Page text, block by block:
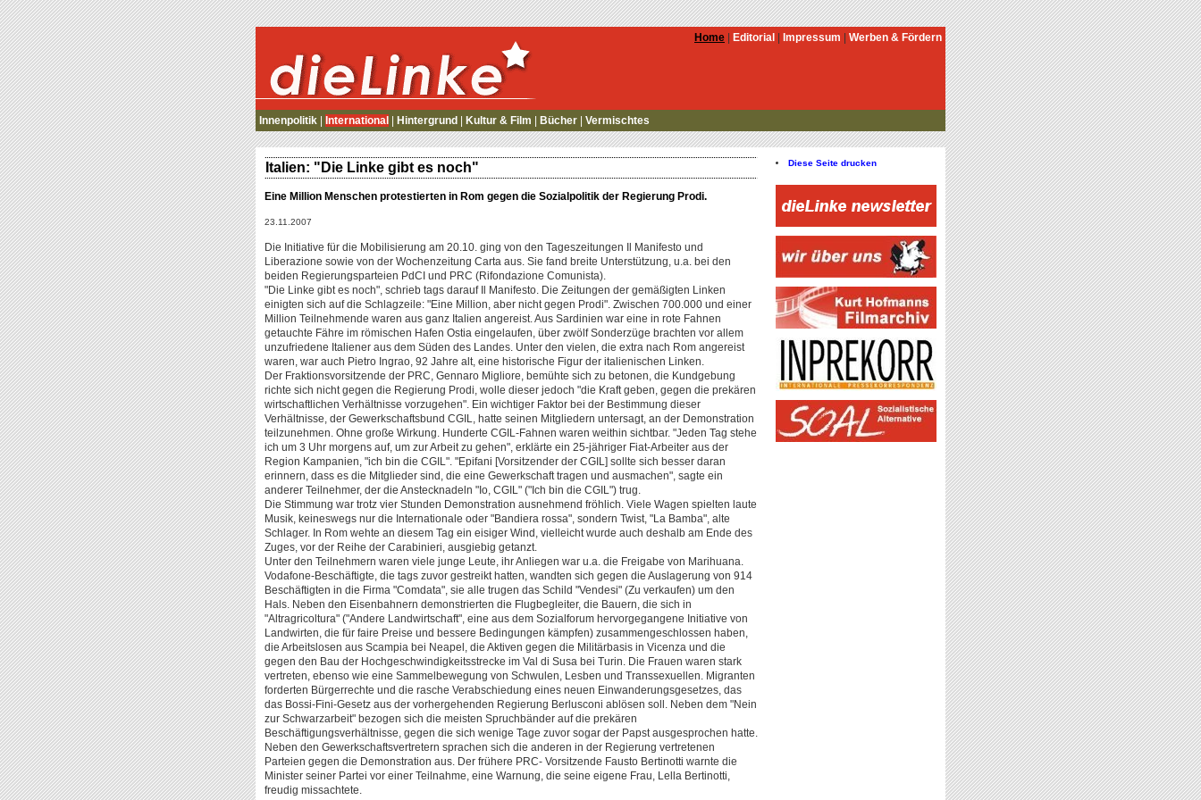
die Linke
Home Editorial Impressum Werben & Fördern
Innenpolitik International Hintergrund Kultur & Film Bücher Vermischtes
Italien: "Die Linke gibt es noch"
Eine Million Menschen protestierten in Rom gegen die Sozialpolitik der Regierung Prodi.
23.11.2007
Die Initiative für die Mobilisierung am 20.10. ging von den Tageszeitungen Il Manifesto und
Liberazione sowie von der Wochenzeitung Carta aus. Sie fand breite Unterstützung, u.a. bei den
beiden Regierungsparteien PdCI und PRC (Rifondazione Comunista).
"Die Linke gibt es noch", schrieb tags darauf Il Manifesto. Die Zeitungen der gemäßigten Linken
einigten sich auf die Schlagzeile: "Eine Million, aber nicht gegen Prodi". Zwischen 700.000 und einer
Million Teilnehmende waren aus ganz Italien angereist. Aus Sardinien war eine in rote Fahnen
getauchte Fähre im römischen Hafen Ostia eingelaufen, über zwölf Sonderzüge brachten vor allem
unzufriedene Italiener aus dem Süden des Landes. Unter den vielen, die extra nach Rom angereist
waren, war auch Pietro Ingrao, 92 Jahre alt, eine historische Figur der italienischen Linken.
Der Fraktionsvorsitzende der PRC, Gennaro Migliore, bemühte sich zu betonen, die Kundgebung
richte sich nicht gegen die Regierung Prodi, wolle dieser jedoch "die Kraft geben, gegen die prekären
wirtschaftlichen Verhältnisse vorzugehen". Ein wichtiger Faktor bei der Bestimmung dieser
Verhältnisse, der Gewerkschaftsbund CGIL, hatte seinen Mitgliedern untersagt, an der Demonstration
teilzunehmen. Ohne große Wirkung. Hunderte CGIL-Fahnen waren weithin sichtbar. "Jeden Tag stehe
ich um 3 Uhr morgens auf, um zur Arbeit zu gehen", erklärte ein 25-jähriger Fiat-Arbeiter aus der
Region Kampanien, "ich bin die CGIL". "Epifani [Vorsitzender der CGIL] sollte sich besser daran
erinnern, dass es die Mitglieder sind, die eine Gewerkschaft tragen und ausmachen", sagte ein
anderer Teilnehmer, der die Anstecknadeln "Io, CGIL" ("Ich bin die CGIL") trug.
Die Stimmung war trotz vier Stunden Demonstration ausnehmend fröhlich. Viele Wagen spielten laute
Musik, keineswegs nur die Internationale oder "Bandiera rossa", sondern Twist, "La Bamba", alte
Schlager. In Rom wehte an diesem Tag ein eisiger Wind, vielleicht wurde auch deshalb am Ende des
Zuges, vor der Reihe der Carabinieri, ausgiebig getanzt.
Unter den Teilnehmern waren viele junge Leute, ihr Anliegen war u.a. die Freigabe von Marihuana.
Vodafone-Beschäftigte, die tags zuvor gestreikt hatten, wandten sich gegen die Auslagerung von 914
Beschäftigten in die Firma "Comdata", sie alle trugen das Schild "Vendesi" (Zu verkaufen) um den
Hals. Neben den Eisenbahnern demonstrierten die Flugbegleiter, die Bauern, die sich in
"Altragricoltura" ("Andere Landwirtschaft", eine aus dem Sozialforum hervorgegangene Initiative von
Landwirten, die für faire Preise und bessere Bedingungen kämpfen) zusammengeschlossen haben,
die Arbeitslosen aus Scampia bei Neapel, die Aktiven gegen die Militärbasis in Vicenza und die
gegen den Bau der Hochgeschwindigkeitsstrecke im Val di Susa bei Turin. Die Frauen waren stark
vertreten, ebenso wie eine Sammelbewegung von Schwulen, Lesben und Transsexuellen. Migranten
forderten Bürgerrechte und die rasche Verabschiedung eines neuen Einwanderungsgesetzes, das
das Bossi-Fini-Gesetz aus der vorhergehenden Regierung Berlusconi ablösen soll. Neben dem "Nein
zur Schwarzarbeit" bezogen sich die meisten Spruchbänder auf die prekären
Beschäftigungsverhältnisse, gegen die sich wenige Tage zuvor sogar der Papst ausgesprochen hatte.
Neben den Gewerkschaftsvertretern sprachen sich die anderen in der Regierung vertretenen
Parteien gegen die Demonstration aus. Der frühere PRC- Vorsitzende Fausto Bertinotti warnte die
Minister seiner Partei vor einer Teilnahme, eine Warnung, die seine eigene Frau, Lella Bertinotti,
freudig missachtete.
Diese Seite drucken